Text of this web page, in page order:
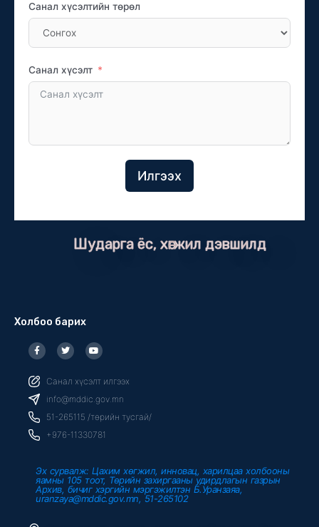
Санал хүсэлтийн төрөл
Санал хүсэлт
Илгээх
Шударга ёс, хөгжил дэвшилд
Холбоо барих
F
a
c
b
o
o
k
f
T
w
i
t
r
Y
o
u
u
e
Санал хүсэлт илгээх
info@mddic.gov.mn
51-265115 /төрийн тусгай/
+976-11330781
Эх сурвалж: Цахим хөгжил, инновац, харилцаа холбооны
яамны 105 тоот, Төрийн захиргааны удирдлагын газрын
Архив, бичиг хэргийн мэргэжилтэн Б.Уранзаяа,
uranzaya@mddic.gov.mn, 51-265102